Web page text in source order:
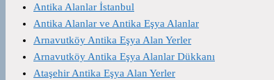
Antika Alanlar İstanbul
Antika Alanlar ve Antika Eşya Alanlar
Arnavutköy Antika Eşya Alan Yerler
Arnavutköy Antika Eşya Alanlar Dükkanı
Ataşehir Antika Eşya Alan Yerler